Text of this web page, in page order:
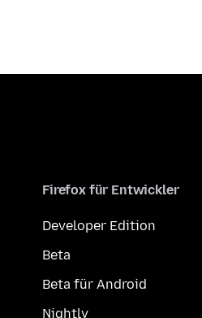
Firefox für Entwickler
Developer Edition
Beta
Beta für Android
Nightly